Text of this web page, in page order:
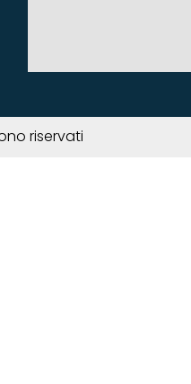
riservati